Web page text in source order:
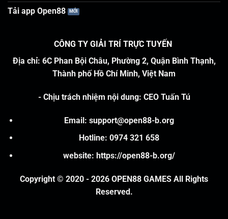
Tải app Open88
CÔNG TY GIẢI TRÍ TRỰC TUYẾN
Địa chỉ: 6C Phan Bội Châu, Phường 2, Quận Bình Thạnh,
Thành phố Hồ Chí Minh, Việt Nam
- Chịu trách nhiệm nội dung: CEO Tuấn Tú
Email:support@open88-b.org
Hotline: 0974 321 658
website:https://open88-b.org/
Copyright © 2020 - 2026 OPEN88 GAMES All Rights
Reserved.